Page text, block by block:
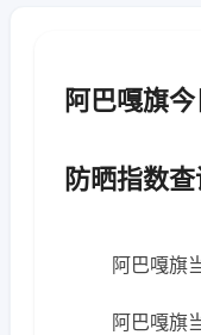
阿巴嘎旗
防晒指数
阿巴嘎旗
阿巴嘎旗